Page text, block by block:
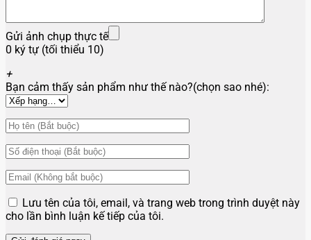
Gửi ảnh chụp thực tế
0 ký tự (tối thiểu 10)
+
Bạn cảm thấy sản phẩm như thế nào?(chọn sao nhé):
Lưu tên của tôi, email, và trang web trong trình duyệt này
cho lần bình luận kế tiếp của tôi.